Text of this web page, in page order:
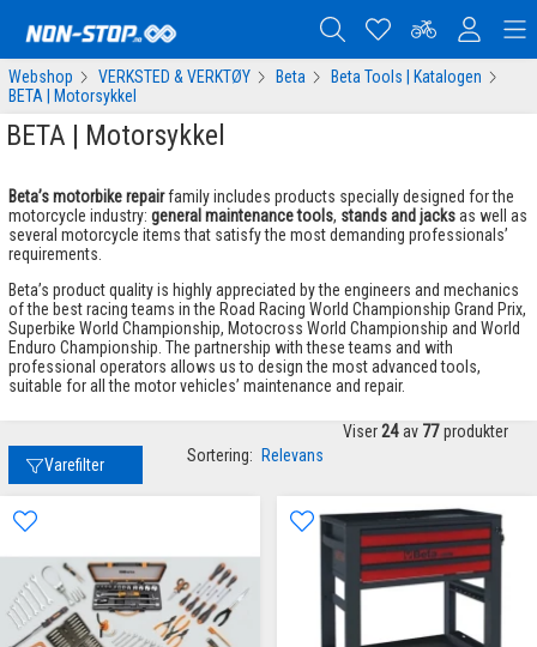
Webshop VERKSTED & VERKTØY Beta
Beta Tools | Katalogen
BETA | Motorsykkel
BETA | Motorsykkel
Beta’s motorbike repairfamily includes products specially designed for the
motorcycle industry: general maintenance tools, stands and jacksas well as
several motorcycle items that satisfy the most demanding professionals’
requirements.
Beta’s product quality is highly appreciated by the engineers and mechanics
of the best racing teams in the Road Racing World Championship Grand Prix,
Superbike World Championship, Motocross World Championship and World
Enduro Championship. The partnership with these teams and with
professional operators allows us to design the most advanced tools,
suitable for all the motor vehicles’ maintenance and repair.
Varefilter Sortering: Relevans
Viser 24 av 77 produkter